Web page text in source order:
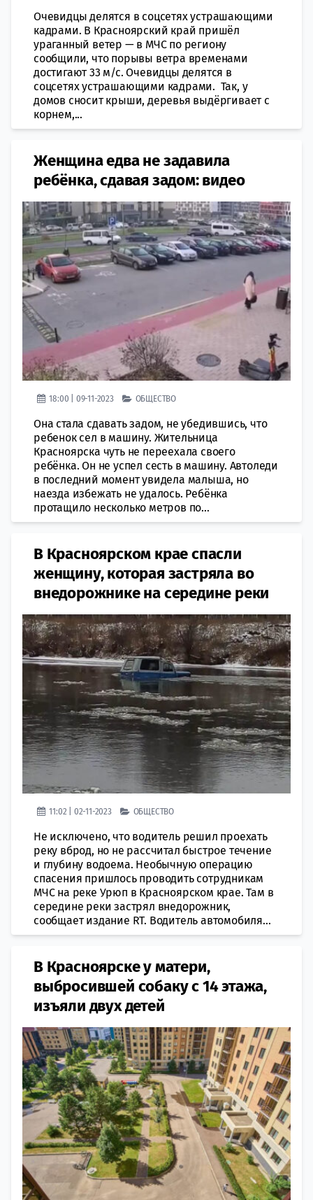
Очевидцы делятся в соцсетях устрашающими
кадрами. В Красноярский край пришёл
ураганный ветер — в МЧС по региону
сообщили, что порывы ветра временами
достигают 33 м/с. Очевидцы делятся в
соцсетях устрашающими кадрами. Так, у
домов сносит крыши, деревья выдёргивает с
корнем,...
Женщина едва не задавила
ребёнка, сдавая задом: видео
18:00 | 09-11-2023 ОБЩЕСТВО
Она стала сдавать задом, не убедившись, что
ребенок сел в машину. Жительница
Красноярска чуть не переехала своего
ребёнка. Он не успел сесть в машину. Автоледи
в последний момент увидела малыша, но
наезда избежать не удалось. Ребёнка
протащило несколько метров по...
В Красноярском крае спасли
женщину, которая застряла во
внедорожнике на середине реки
11:02 | 02-11-2023 ОБЩЕСТВО
Не исключено, что водитель решил проехать
реку вброд, но не рассчитал быстрое течение
и глубину водоема. Необычную операцию
спасения пришлось проводить сотрудникам
МЧС на реке Урюп в Красноярском крае. Там в
середине реки застрял внедорожник,
сообщает издание RT. Водитель автомобиля...
В Красноярске у матери,
выбросившей собаку с 14 этажа,
изъяли двух детей